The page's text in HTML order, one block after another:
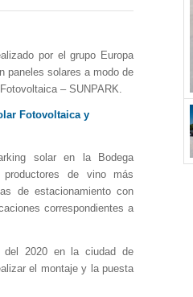
por el grupo Europa
paneles solares a modo de
– SUNPARK.
Fotovoltaica y
solar en la Bodega
de vino más
de estacionamiento con
correspondientes a
del 2020 en la ciudad de
el montaje y la puesta